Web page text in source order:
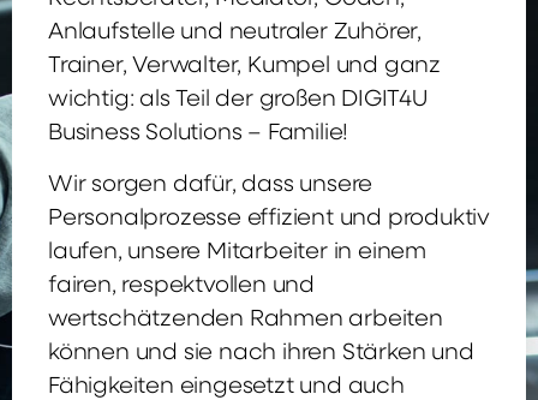
Anlaufstelle und neutraler Zuhörer,
Trainer, Verwalter, Kumpel und ganz
wichtig: als Teil der großen DIGIT4U
Business Solutions – Familie!
Wir sorgen dafür, dass unsere
Personalprozesse effizient und produktiv
laufen, unsere Mitarbeiter in einem
fairen, respektvollen und
wertschätzenden Rahmen arbeiten
können und sie nach ihren Stärken und
Fähigkeiten eingesetzt und auch